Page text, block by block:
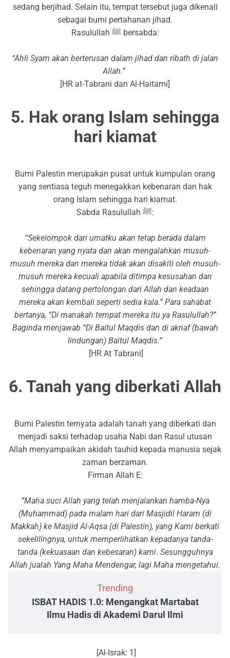
sedang berjihad. Selain itu, tempat tersebut juga dikenali
sebagai bumi pertahanan jihad.
Rasulullah ﷺ bersabda:
“Ahli Syam akan berterusan dalam jihad dan ribath di jalan
Allah.”
[HR at-Tabrani dan Al-Haitami]
5. Hak orang Islam sehingga
hari kiamat
Bumi Palestin merupakan pusat untuk kumpulan orang
yang sentiasa teguh menegakkan kebenaran dan hak
orang Islam sehingga hari kiamat.
Sabda Rasulullah ﷺ:
“Sekelompok dari umatku akan tetap berada dalam
kebenaran yang nyata dan akan mengalahkan musuh-
musuh mereka dan mereka tidak akan disakiti oleh musuh-
musuh mereka kecuali apabila ditimpa kesusahan dan
sehingga datang pertolongan dari Allah dan keadaan
mereka akan kembali seperti sedia kala.” Para sahabat
bertanya, “Di manakah tempat mereka itu ya Rasulullah?”
Baginda menjawab “Di Baitul Maqdis dan di aknaf (bawah
lindungan) Baitul Maqdis.”
[HR At Tabrani]
6. Tanah yang diberkati Allah
Bumi Palestin ternyata adalah tanah yang diberkati dan
menjadi saksi terhadap usaha Nabi dan Rasul utusan
Allah menyampaikan akidah tauhid kepada manusia sejak
zaman berzaman.
Firman Allah E:
“Maha suci Allah yang telah menjalankan hamba-Nya
(Muhammad) pada malam hari dari Masjidil Haram (di
Makkah) ke Masjid Al-Aqsa (di Palestin), yang Kami berkati
sekelilingnya, untuk memperlihatkan kepadanya tanda-
tanda (kekuasaan dan kebesaran) kami. Sesungguhnya
Allah jualah Yang Maha Mendengar, lagi Maha mengetahui.
Trending
ISBAT HADIS 1.0: Mengangkat Martabat
Ilmu Hadis di Akademi Darul Ilmi
[Al-Israk: 1]